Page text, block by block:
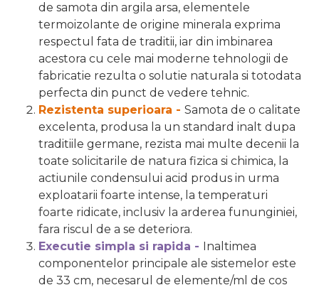
de samota din argila arsa, elementele
termoizolante de origine minerala exprima
respectul fata de traditii, iar din imbinarea
acestora cu cele mai moderne tehnologii de
fabricatie rezulta o solutie naturala si totodata
perfecta din punct de vedere tehnic.
Rezistenta superioara - Samota de o calitate
excelenta, produsa la un standard inalt dupa
traditiile germane, rezista mai multe decenii la
toate solicitarile de natura fizica si chimica, la
actiunile condensului acid produs in urma
exploatarii foarte intense, la temperaturi
foarte ridicate, inclusiv la arderea fununginiei,
fara riscul de a se deteriora.
Executie simpla si rapida -
Inaltimea
componentelor principale ale sistemelor este
de 33 cm, necesarul de elemente/ml de cos